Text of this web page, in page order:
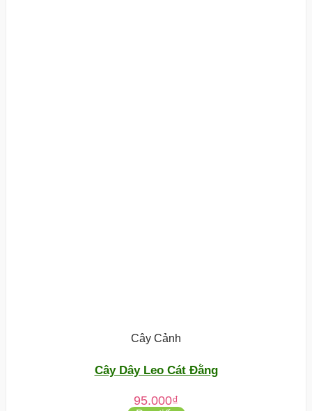
Cây Cảnh
Cây Dây Leo Cát Đằng
95.000₫